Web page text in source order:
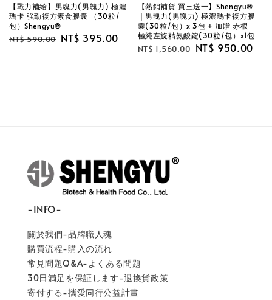
【戰力補給】男魂力(男魄力) 極濃
瑪卡 強勁複方素食膠囊 （30粒/
包）Shengyu®
Regular
NT$ 590.00 Sale
NT$ 395.00
【熱銷補貨 買三送一】Shengyu®
｜男魂力(男魄力) 極濃瑪卡複方膠
囊(30粒/包）x 3包 + 加贈 赤根
極純左旋精氨酸錠(30粒/包）x1包
Regular
NT$ 1,560.00 Sale
NT$ 950.00
-INFO-
關於我們-品牌職人魂
購買流程-購入の流れ
常見問題Q&A-よくある問題
30日満足を保証します-退換貨政策
寄付する-攜愛同行公益計畫